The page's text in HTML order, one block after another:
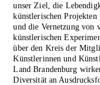
unser Ziel, die
künstlerischen
und die Vernetzung von
künstlerischen
über den Kreis der
Künstlerinnen und
Land Brandenburg
Diversität an